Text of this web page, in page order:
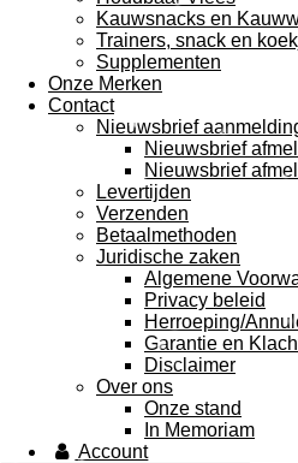
Kauwsnacks en
Trainers, snack en
Supplementen
Onze Merken
Contact
Nieuwsbrief
Nieuwsbrief
Nieuwsbrief
Levertijden
Verzenden
Betaalmethoden
Juridische zaken
Algemene
Privacy beleid
Herroeping/
Garantie en
Disclaimer
Over ons
Onze stand
In Memoriam
Account